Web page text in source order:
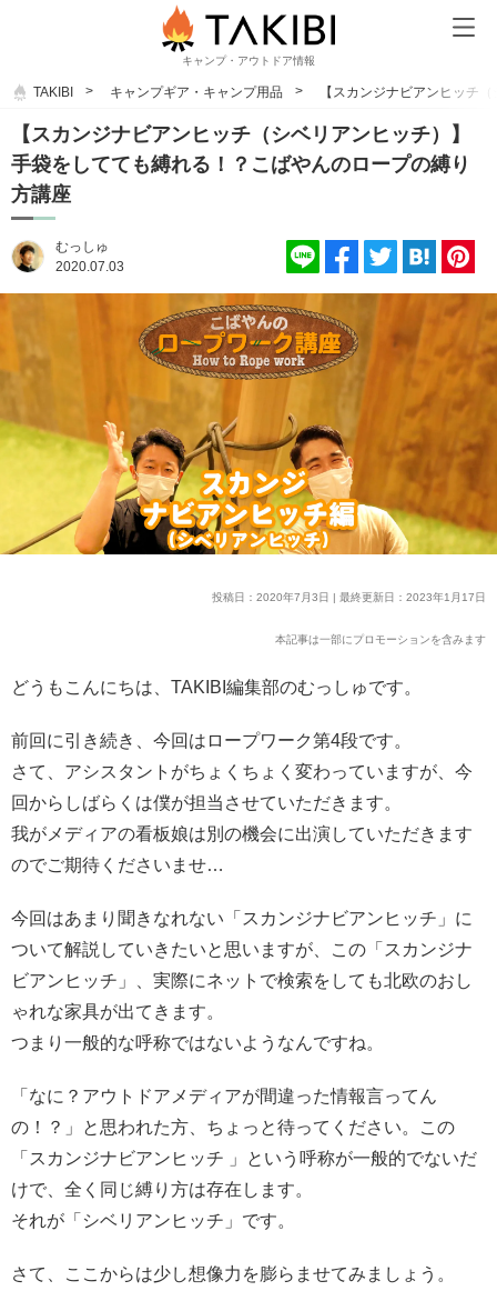
キャンプ・アウトドア情報
TAKIBI キャンプギア・キャンプ用品 【スカンジナビアンヒッチ
【スカンジナビアンヒッチ（シベリアンヒッチ）】
手袋をしてても縛れる！？こばやんのロープの縛り
方講座
むっしゅ
2020.07.03
投稿日：2020年7月3日 | 最終更新日：2023年1月17日
本記事は一部にプロモーションを含みます
どうもこんにちは、TAKIBI編集部のむっしゅです。
前回に引き続き、今回はロープワーク第4段です。
さて、アシスタントがちょくちょく変わっていますが、今
回からしばらくは僕が担当させていただきます。
我がメディアの看板娘は別の機会に出演していただきます
のでご期待くださいませ…
今回はあまり聞きなれない「スカンジナビアンヒッチ」に
ついて解説していきたいと思いますが、この「スカンジナ
ビアンヒッチ」、実際にネットで検索をしても北欧のおし
ゃれな家具が出てきます。
つまり一般的な呼称ではないようなんですね。
「なに？アウトドアメディアが間違った情報言ってん
の！？」と思われた方、ちょっと待ってください。この
「スカンジナビアンヒッチ 」という呼称が一般的でないだ
けで、全く同じ縛り方は存在します。
それが「シベリアンヒッチ」です。
さて、ここからは少し想像力を膨らませてみましょう。